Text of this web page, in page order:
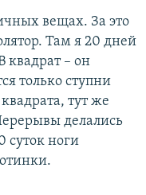
вещах. За это
Там я 20 дней
квадрат – он
только ступни
тут же
делались
суток ноги